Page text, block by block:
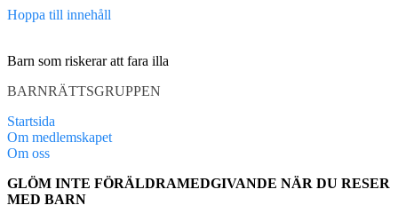
Hoppa till innehåll
Barn som riskerar att fara illa
BARNRÄTTSGRUPPEN
Startsida
Om medlemskapet
Om oss
GLÖM INTE FÖRÄLDRAMEDGIVANDE NÄR DU RESER
MED BARN